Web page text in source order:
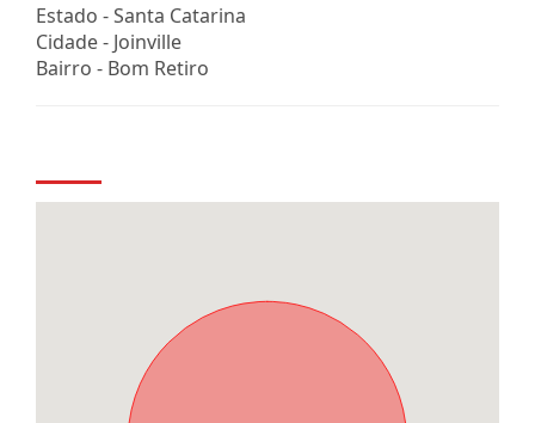
Estado -Santa Catarina
Cidade - Joinville
Bairro - Bom Retiro